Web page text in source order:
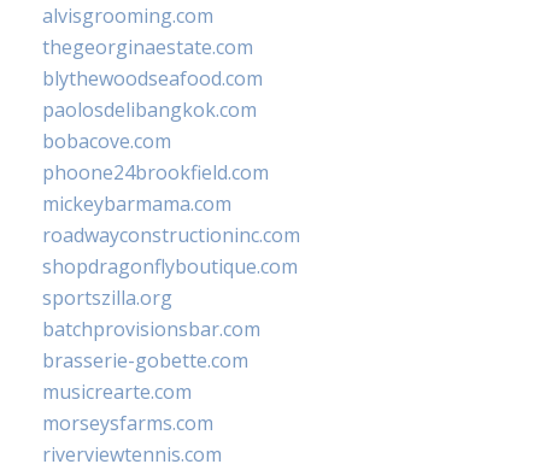
alvisgrooming.com
thegeorginaestate.com
blythewoodseafood.com
paolosdelibangkok.com
bobacove.com
phoone24brookfield.com
mickeybarmama.com
roadwayconstructioninc.com
shopdragonflyboutique.com
sportszilla.org
batchprovisionsbar.com
brasserie-gobette.com
musicrearte.com
morseysfarms.com
riverviewtennis.com